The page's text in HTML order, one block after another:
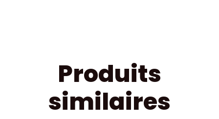
Produits
similaires